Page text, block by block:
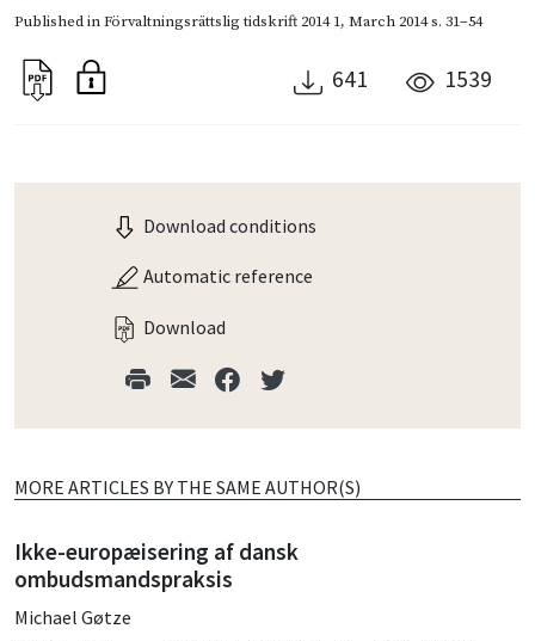
Published inFörvaltningsrättslig tidskrift 2014 1, March 2014s. 31–54
641 1539
Download conditions
Automatic reference
Download
MORE ARTICLES BY THE SAME AUTHOR(S)
Ikke-europæisering af dansk
ombudsmandspraksis
Michael Gøtze